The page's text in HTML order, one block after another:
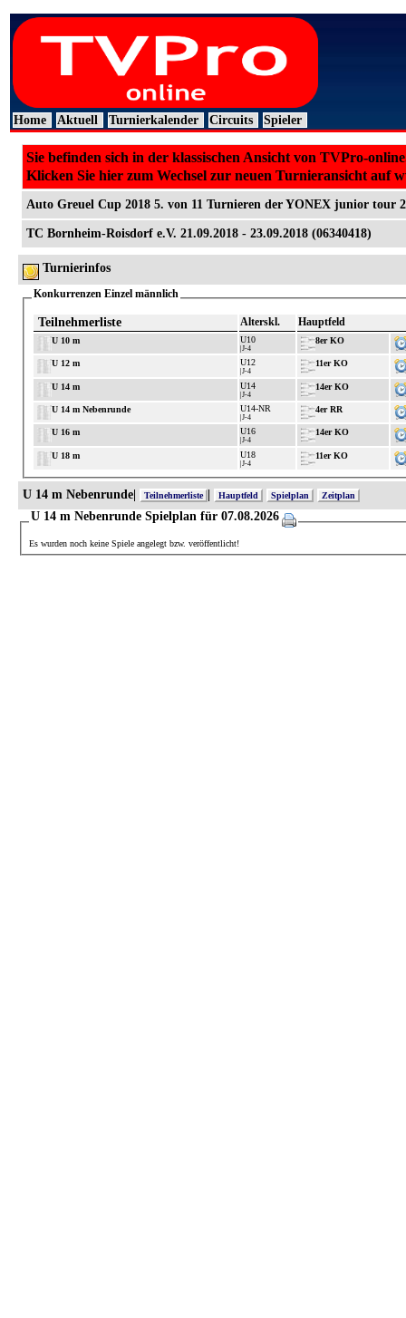
Home Aktuell Turnierkalender Circuits Spieler
Sie befinden sich in der klassischen Ansicht von TVPro-
Klicken Sie hier zum Wechsel zur neuen Turnieransicht auf
Auto Greuel Cup 2018 5. von 11 Turnieren der YONEX junior tour
TC Bornheim-Roisdorf e.V. 21.09.2018 - 23.09.2018 (06340418)
Turnierinfos
Konkurrenzen Einzel männlich
Teilnehmerliste Alterskl. Hauptfeld
U 10 m U10
|J-4
8er KO
U 12 m U12
|J-4
11er KO
U 14 m U14
|J-4
14er KO
U 14 m Nebenrunde U14-NR
|J-4
4er RR
U 16 m U16
|J-4
14er KO
U 18 m U18
|J-4
11er KO
U 14 m Nebenrunde| Teilnehmerliste Hauptfeld Spielplan Zeitplan
U 14 m Nebenrunde Spielplan für 07.08.2026
Es wurden noch keine Spiele angelegt bzw. veröffentlicht!